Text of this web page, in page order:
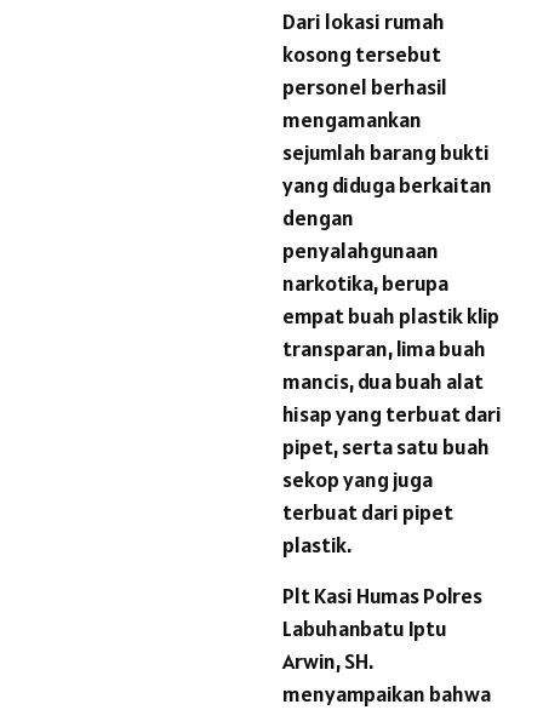
Dari lokasi rumah
kosong tersebut
personel berhasil
mengamankan
sejumlah barang bukti
yang diduga berkaitan
dengan
penyalahgunaan
narkotika, berupa
empat buah plastik klip
transparan, lima buah
mancis, dua buah alat
hisap yang terbuat dari
pipet, serta satu buah
sekop yang juga
terbuat dari pipet
plastik.
Plt Kasi Humas Polres
Labuhanbatu Iptu
Arwin, SH.
menyampaikan bahwa